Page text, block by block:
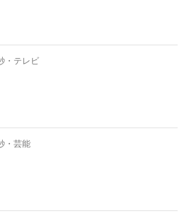
・ テレビ
・ 芸能